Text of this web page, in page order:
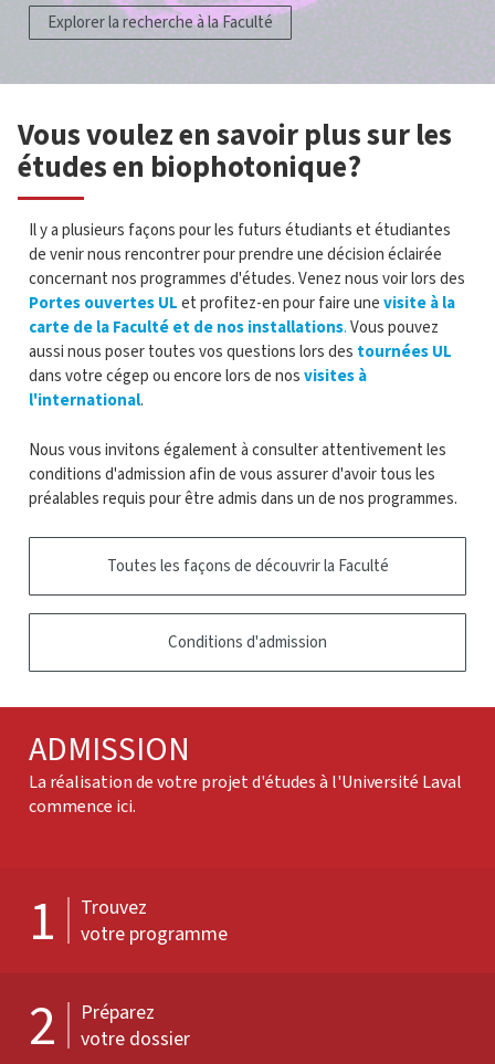
Explorer la recherche à la Faculté
Vous voulez en savoir plus sur les
études en biophotonique?
Il y a plusieurs façons pour les futurs étudiants et étudiantes
de venir nous rencontrer pour prendre une décision éclairée
concernant nos programmes d'études. Venez nous voir lors des
Portes ouvertes UL et profitez-en pour faire une visite à la
carte de la Faculté et de nos installations. Vous pouvez
aussi nous poser toutes vos questions lors des tournées UL
dans votre cégep ou encore lors de nos visites à
l'international.
Nous vous invitons également à consulter attentivement les
conditions d'admission afin de vous assurer d'avoir tous les
préalables requis pour être admis dans un de nos programmes.
Toutes les façons de découvrir la Faculté
Conditions d'admission
ADMISSION
La réalisation de votre projet d'études à l'Université Laval
commence ici.
1
Trouvez
votre programme
2
Préparez
votre dossier